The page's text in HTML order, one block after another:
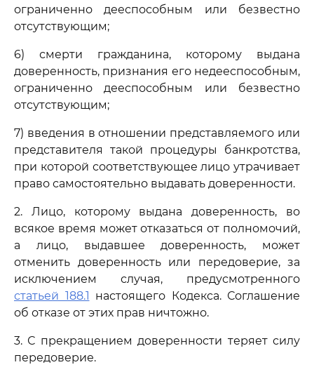
ограниченно дееспособным или безвестно
отсутствующим;
6) смерти гражданина, которому выдана
доверенность, признания его недееспособным,
ограниченно дееспособным или безвестно
отсутствующим;
7) введения в отношении представляемого или
представителя такой процедуры банкротства,
при которой соответствующее лицо утрачивает
право самостоятельно выдавать доверенности.
2. Лицо, которому выдана доверенность, во
всякое время может отказаться от полномочий,
а лицо, выдавшее доверенность, может
отменить доверенность или передоверие, за
исключением случая, предусмотренного
статьей 188.1 настоящего Кодекса. Соглашение
об отказе от этих прав ничтожно.
3. С прекращением доверенности теряет силу
передоверие.